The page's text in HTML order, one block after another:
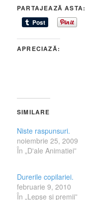
PARTAJEAZĂ ASTA:
APRECIAZĂ:
SIMILARE
Niste raspunsuri.
noiembrie 25, 2009
În „D'ale Animatiei”
Durerile copilariei.
februarie 9, 2010
În „Lepşe si premii”